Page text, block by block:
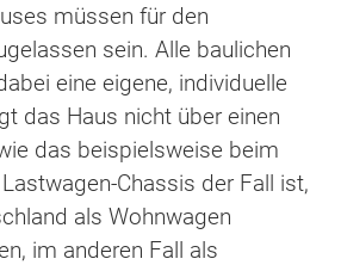
müssen für den
sein. Alle baulichen
eine eigene, individuelle
das Haus nicht über einen
das beispielsweise beim
Chassis der Fall ist,
als Wohnwagen
im anderen Fall als